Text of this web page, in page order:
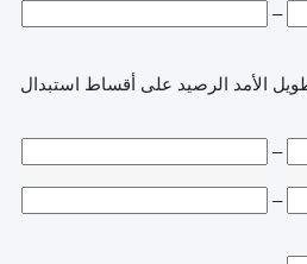
–
الأمد الرصيد على أقساط استبدال
–
–